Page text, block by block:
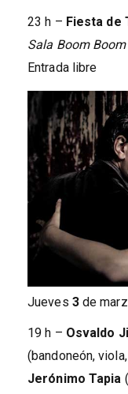
23 h – Fiesta de
Sala Boom
Entrada libre
Jueves 3de
19 h – Osvaldo
(bandoneón,
Jerónimo Tapia